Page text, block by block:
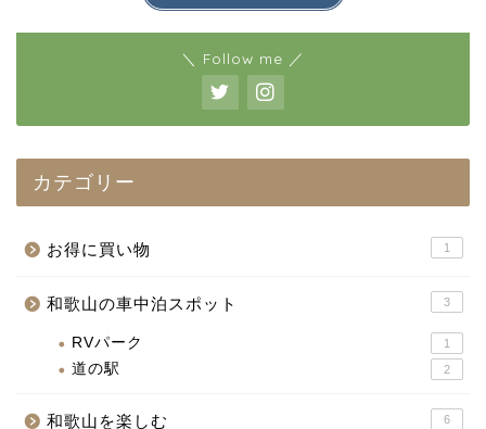
＼ Follow me ／
カテゴリー
お得に買い物 1
和歌山の車中泊スポット 3
RVパーク 1
道の駅 2
和歌山を楽しむ 6